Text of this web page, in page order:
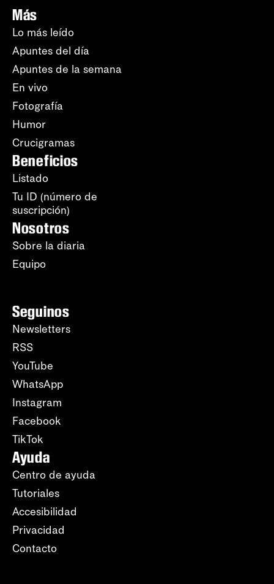
Más
Lo más leído
Apuntes del día
Apuntes de la semana
En vivo
Fotografía
Humor
Crucigramas
Beneficios
Listado
Tu ID (número de
suscripción)
Nosotros
Sobre la diaria
Equipo
Seguinos
Newsletters
RSS
YouTube
WhatsApp
Instagram
Facebook
TikTok
Ayuda
Centro de ayuda
Tutoriales
Accesibilidad
Privacidad
Contacto